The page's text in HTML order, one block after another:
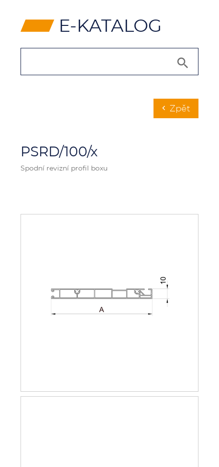
⸠ E-KATALOG
chevron_left Zpět
PSRD/100/x
Spodní revizní profil boxu